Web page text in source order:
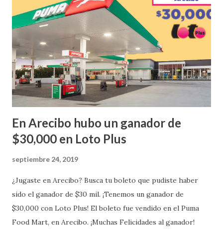
¡Enhorabuena que lo disfrute!
...
En Arecibo hubo un ganador de
$30,000 en Loto Plus
septiembre 24, 2019
¿Jugaste en Arecibo? Busca tu boleto que pudiste haber
sido el ganador de $30 mil. ¡Tenemos un ganador de
$30,000 con Loto Plus! El boleto fue vendido en el Puma
Food Mart, en Arecibo. ¡Muchas Felicidades al ganador!